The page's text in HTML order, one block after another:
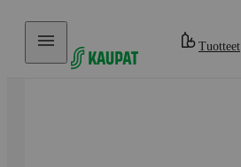
Hyppää sisältöön
Tuotteet